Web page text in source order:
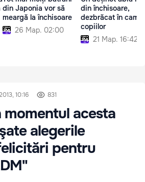
din Japonia vor să
meargă la închisoare
26 Мар. 02:00
din închisoare,
dezbrăcat în
copiilor
21 Мар. 16:42
10:16 831
momentul acesta
alegerile
pentru